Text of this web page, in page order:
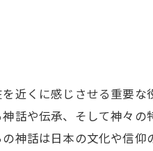
くに感じさせる重要な
話や伝承、そして神々の
神話は日本の文化や信仰